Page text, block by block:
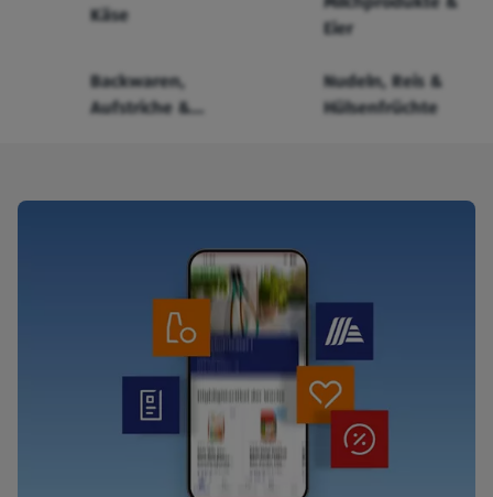
Käse
Eier
Backwaren,
Aufstriche &
Nudeln, Reis &
Hülsenfrüchte